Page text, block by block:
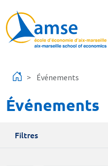
Événements
Événements
Filtres